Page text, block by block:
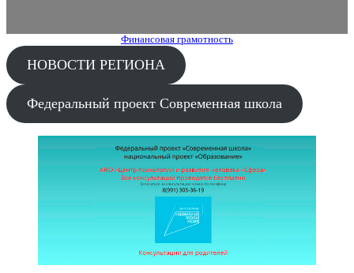
Финансовая грамотность
НОВОСТИ РЕГИОНА
Федеральный проект Современная школа